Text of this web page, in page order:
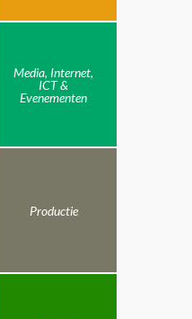
Media, Internet,
ICT &
Evenementen
Productie